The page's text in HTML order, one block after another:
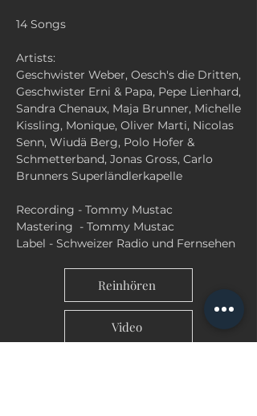
14 Songs
Artists:
Geschwister Weber, Oesch's die Dritten,
Geschwister Erni & Papa, Pepe Lienhard,
Sandra Chenaux, Maja Brunner, Michelle
Kissling, Monique, Oliver Marti, Nicolas
Senn, Wiudä Berg, Polo Hofer &
Schmetterband, Jonas Gross, Carlo
Brunners Superländlerkapelle
Recording - Tommy Mustac
Mastering - Tommy Mustac
Label - Schweizer Radio und Fernsehen
Reinhören
Video